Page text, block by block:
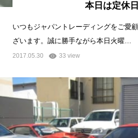
本日は定休日
いつもジャパントレーディングをご愛
ざいます。誠に勝手ながら本日火曜…
2017.05.30 33 view